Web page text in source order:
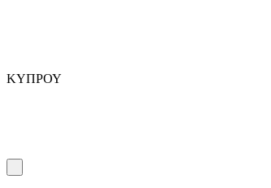
ΚΥΠΡΟΥ